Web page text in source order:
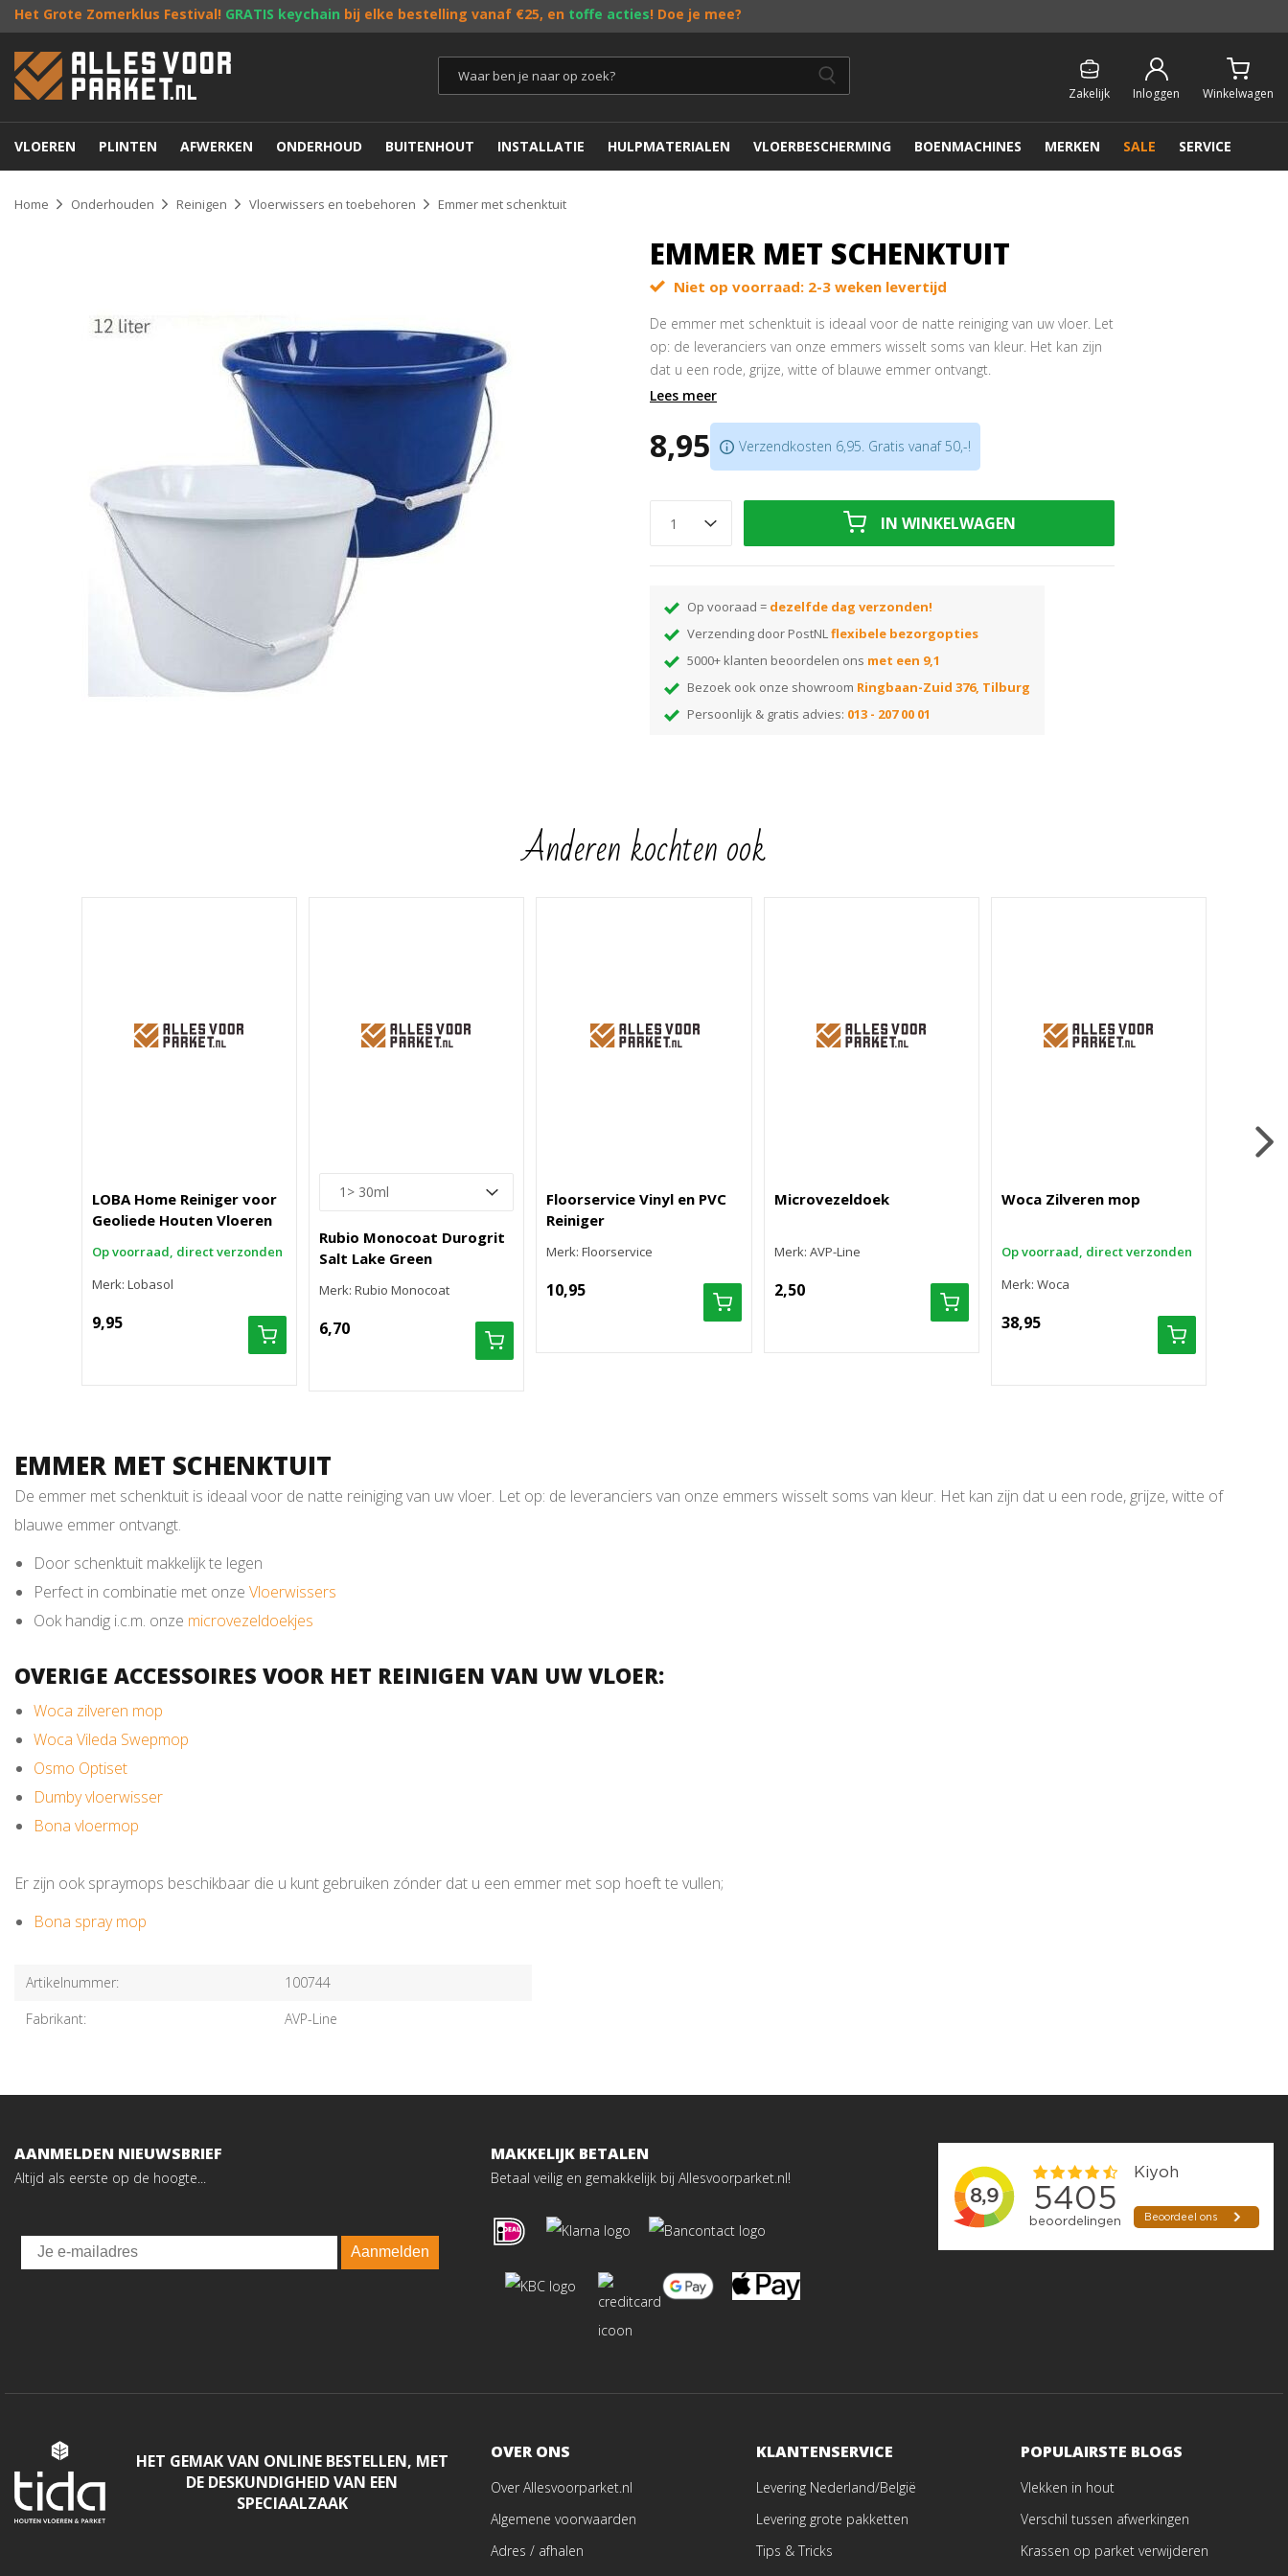
Het Grote Zomerklus Festival! GRATIS keychain bij elke bestelling vanaf €25, en toffe acties! Doe je mee?
Zakelijk Inloggen Winkelwagen
VLOEREN PLINTEN AFWERKEN ONDERHOUD BUITENHOUT INSTALLATIE HULPMATERIALEN VLOERBESCHERMING BOENMACHINES MERKEN SALE SERVICE
Home Onderhouden Reinigen Vloerwissers en toebehoren Emmer met schenktuit
EMMER MET SCHENKTUIT
Niet op voorraad: 2-3 weken levertijd
De emmer met schenktuit is ideaal voor de natte reiniging van uw vloer. Let
op: de leveranciers van onze emmers wisselt soms van kleur. Het kan zijn
dat u een rode, grijze, witte of blauwe emmer ontvangt.
Door schenktuit makkelijk te legen
Perfect in combinatie met onzeVloerwissers
Ook handig i.c.m. onzemicrovezeldoekjes
Lees meer
8,95 Verzendkosten 6,95. Gratis vanaf 50,-!
IN WINKELWAGEN
Op vooraad = dezelfde dag verzonden!
Verzending door PostNLflexibele bezorgopties
5000+ klanten beoordelen ons met een 9,1
Bezoek ook onze showroom Ringbaan-Zuid 376, Tilburg
Persoonlijk & gratis advies: 013 - 207 00 01
Anderen kochten ook
LOBA Home Reiniger voor
Geoliede Houten Vloeren
Op voorraad, direct verzonden
Merk: Lobasol
9,95
Rubio Monocoat Durogrit
Salt Lake Green
Merk: Rubio Monocoat
6,70
Floorservice Vinyl en PVC
Reiniger
Merk: Floorservice
10,95
Microvezeldoek
Merk: AVP-Line
2,50
Woca Zilveren mop
Op voorraad, direct verzonden
Merk: Woca
38,95
EMMER MET SCHENKTUIT
De emmer met schenktuit is ideaal voor de natte reiniging van uw vloer. Let op: de leveranciers van onze emmers wisselt soms van kleur. Het kan zijn dat u een rode, grijze, witte of
blauwe emmer ontvangt.
Door schenktuit makkelijk te legen
Perfect in combinatie met onze Vloerwissers
Ook handig i.c.m. onze microvezeldoekjes
OVERIGE ACCESSOIRES VOOR HET REINIGEN VAN UW VLOER:
Woca zilveren mop
Woca Vileda Swepmop
Osmo Optiset
Dumby vloerwisser
Bona vloermop
Er zijn ook spraymops beschikbaar die u kunt gebruiken zónder dat u een emmer met sop hoeft te vullen;
Bona spray mop
Artikelnummer:
100744
Fabrikant:
AVP-Line
AANMELDEN NIEUWSBRIEF
Altijd als eerste op de hoogte...
Email
Aanmelden
MAKKELIJK BETALEN
Betaal veilig en gemakkelijk bij Allesvoorparket.nl!
HET GEMAK VAN ONLINE BESTELLEN, MET
DE DESKUNDIGHEID VAN EEN
SPECIAALZAAK
OVER ONS
Over Allesvoorparket.nl
Algemene voorwaarden
Adres / afhalen
KLANTENSERVICE
Levering Nederland/België
Levering grote pakketten
Tips & Tricks
POPULAIRSTE BLOGS
Vlekken in hout
Verschil tussen afwerkingen
Krassen op parket verwijderen